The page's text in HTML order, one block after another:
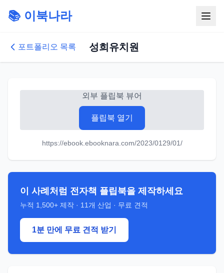
📚 이북나라
포트폴리오 목록 성희유치원
외부 플립북 뷰어
플립북 열기
https://ebook.ebooknara.com/2023/0129/01/
이 사례처럼 전자책 플립북을 제작하세요
누적 1,500+ 제작 · 11 개 산업 · 무료 견적
1분 만에 무료 견적 받기